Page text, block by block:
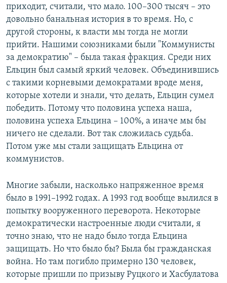
приходит, считали, что мало. 100–300 тысяч – это
довольно банальная история в то время. Но, с
другой стороны, к власти мы тогда не могли
прийти. Нашими союзниками были "Коммунисты
за демократию" – была такая фракция. Среди них
Ельцин был самый яркий человек. Объединившись
с такими корневыми демократами вроде меня,
которые хотели и знали, что делать, Ельцин сумел
победить. Потому что половина успеха наша,
половина успеха Ельцина – 100%, а иначе мы бы
ничего не сделали. Вот так сложилась судьба.
Потом уже мы стали защищать Ельцина от
коммунистов.
Многие забыли, насколько напряженное время
было в 1991–1992 годах. А 1993 год вообще вылился в
попытку вооруженного переворота. Некоторые
демократически настроенные люди считали, я
точно знаю, что не надо было тогда Ельцина
защищать. Но что было бы? Была бы гражданская
война. Но там погибло примерно 130 человек,
которые пришли по призыву Руцкого и Хасбулатова